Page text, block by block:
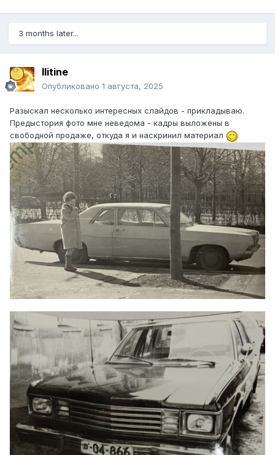
3 months later...
Ilitine
Опубликовано 1 августа, 2025
Разыскал несколько интересных слайдов - прикладываю.
Предыстория фото мне неведома - кадры выложены в
свободной продаже, откуда я и наскринил материал